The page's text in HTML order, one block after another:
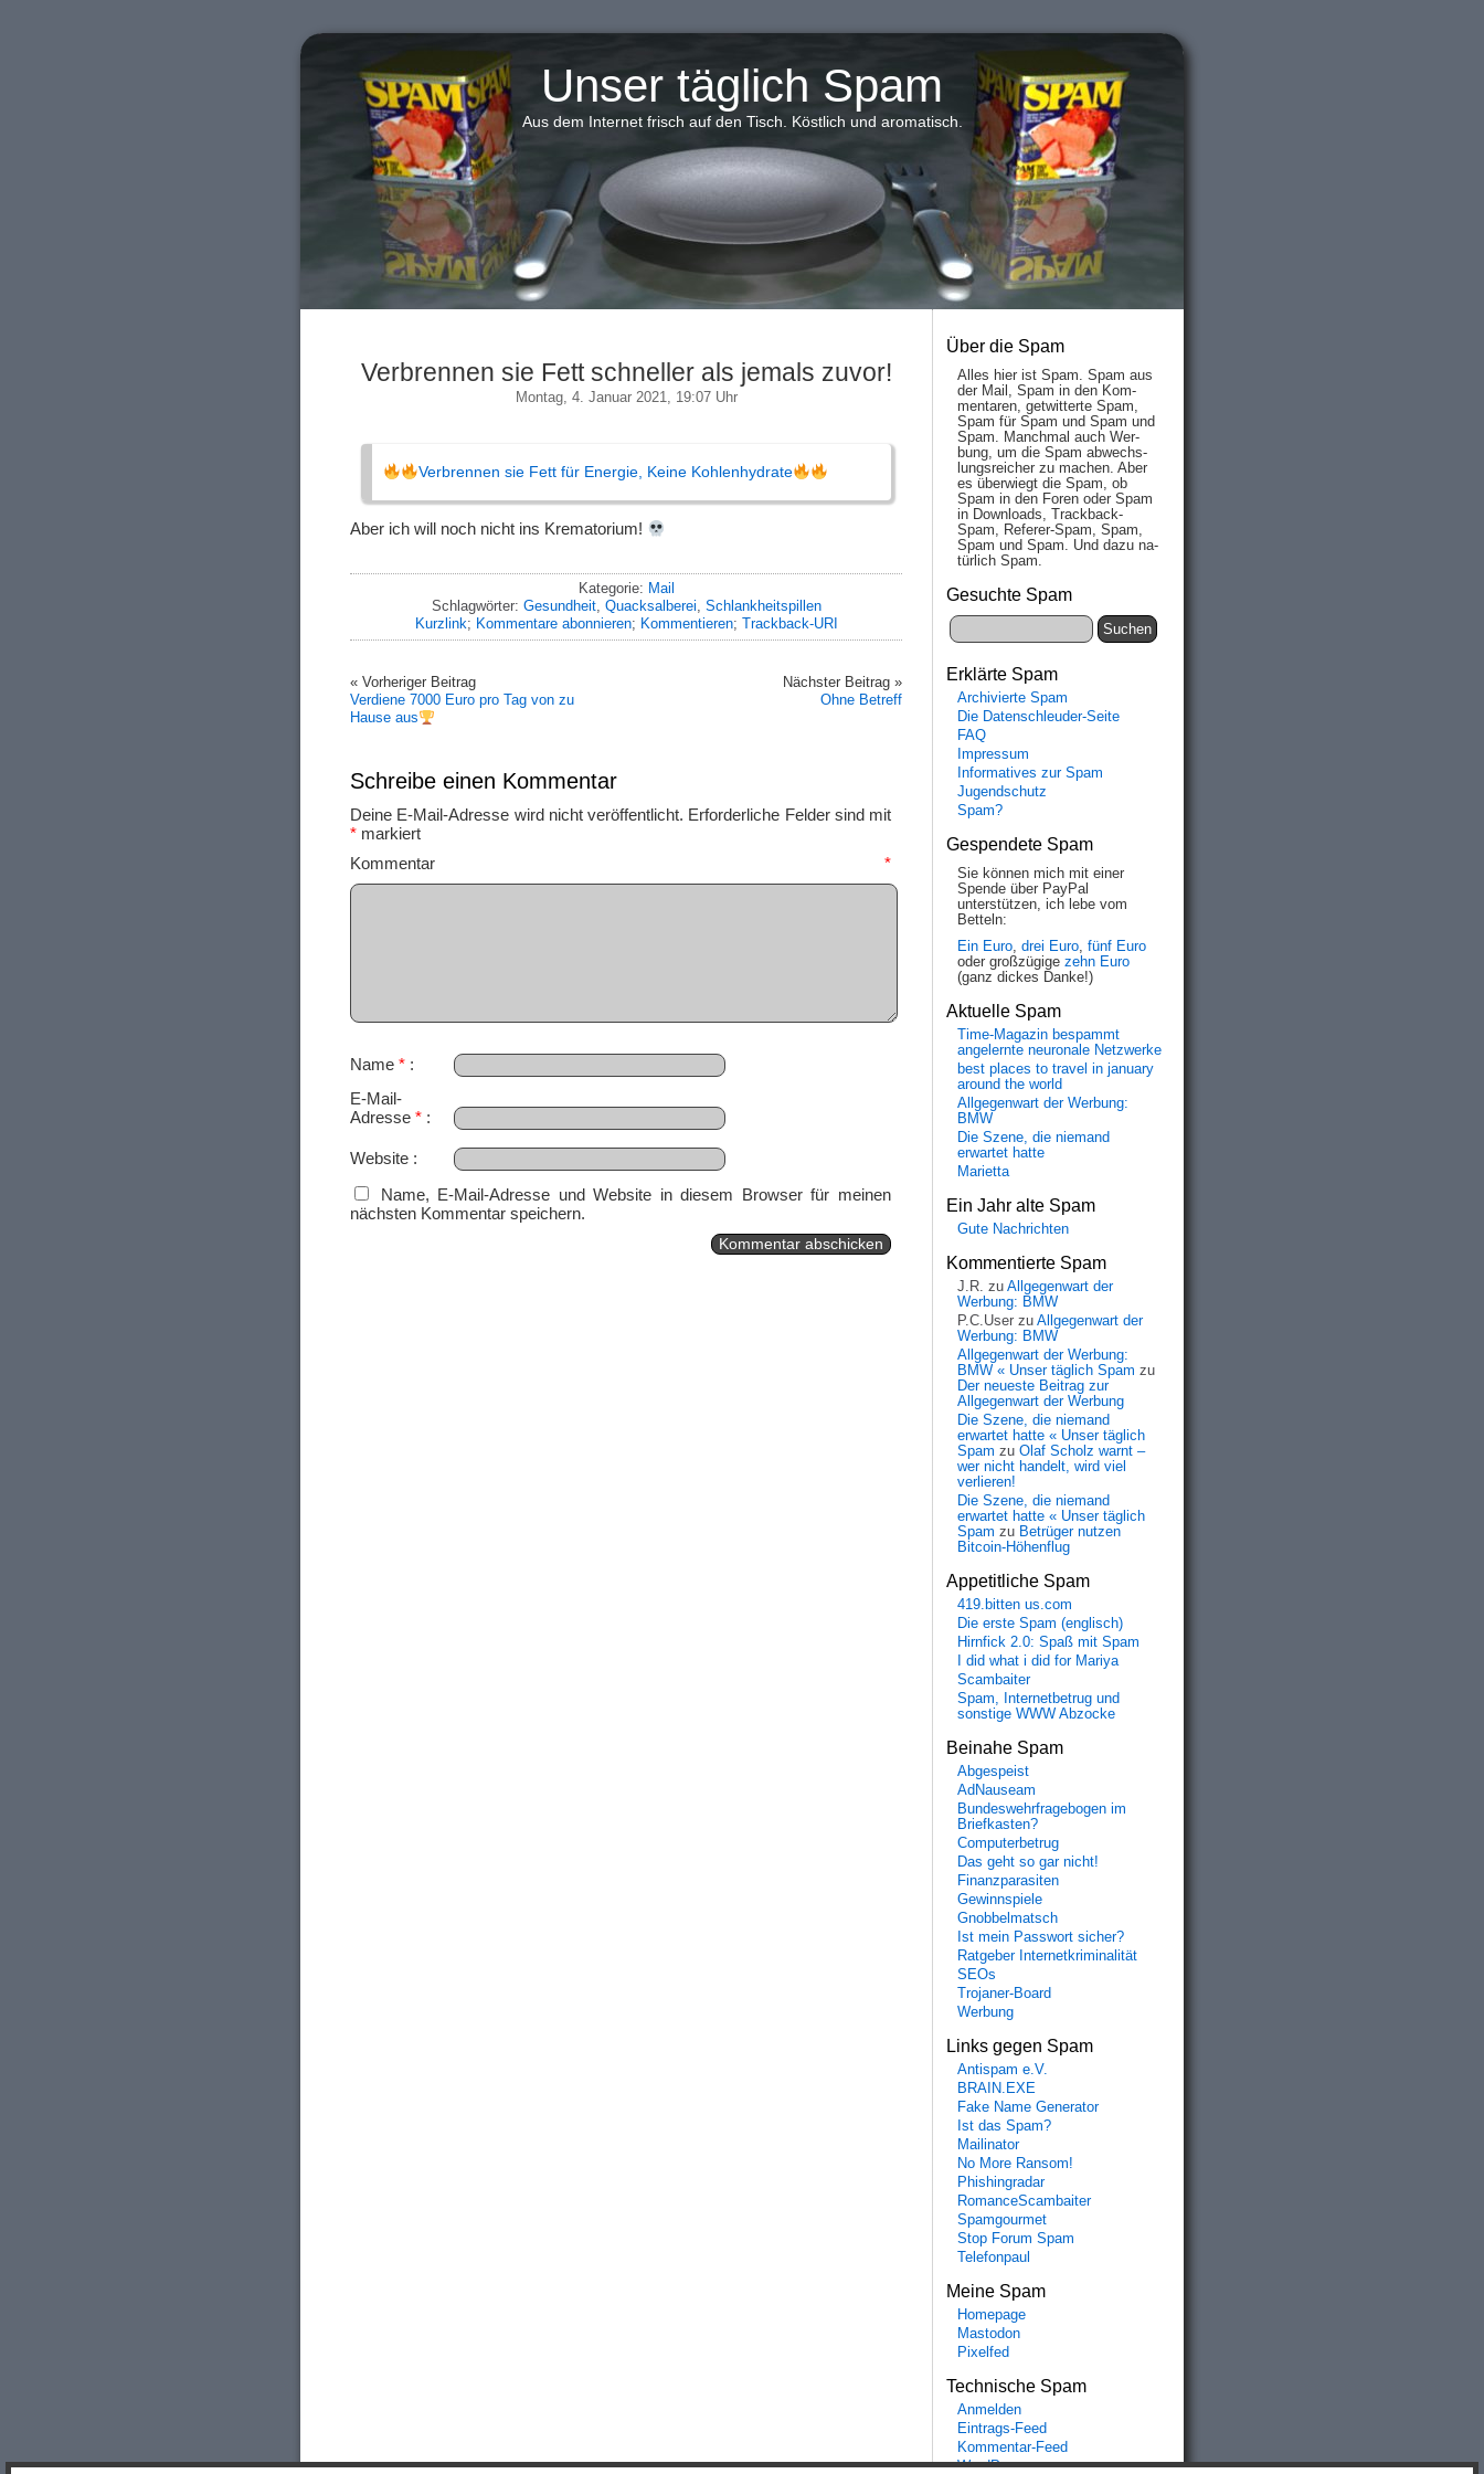
Unser täglich Spam
Aus dem Internet frisch auf den Tisch. Köstlich und aromatisch.
Verbrennen sie Fett schneller als jemals zuvor!
Montag, 4. Januar 2021, 19:07 Uhr
Verbrennen sie Fett für Energie, Keine Kohlenhydrate
Aber ich will noch nicht ins Krematorium!
Kategorie: Mail
Schlagwörter: Gesundheit, Quacksalberei, Schlankheitspillen
Kurzlink; Kommentare abonnieren; Kommentieren; Trackback-URI
« Vorheriger Beitrag
Verdiene 7000 Euro pro Tag von zu
Hause aus
Nächster Beitrag »
Ohne Betreff
Schreibe einen Kommentar
Deine E-Mail-Adresse wird nicht veröffentlicht. Erforderliche Felder sind mit
* markiert
Kommentar *
Name *
E-Mail-
Adresse *
Website
Name, E-Mail-Adresse und Website in diesem Browser für meinen
nächsten Kommentar speichern.
Über die Spam
Alles hier ist Spam. Spam aus
der Mail, Spam in den Kom­
men­taren, ge­twit­ter­te Spam,
Spam für Spam und Spam und
Spam. Manch­mal auch Wer­
bung, um die Spam ab­wechs­
lungs­reich­er zu mach­en. Aber
es über­wiegt die Spam, ob
Spam in den Fo­ren oder Spam
in Down­loads, Track­back-
Spam, Re­fe­rer-Spam, Spam,
Spam und Spam. Und da­zu na­
tür­lich Spam.
Gesuchte Spam
Erklärte Spam
Archivierte Spam
Die Datenschleuder-Seite
FAQ
Impressum
Informatives zur Spam
Jugendschutz
Spam?
Gespendete Spam
Sie können mich mit einer
Spende über PayPal
unterstützen, ich lebe vom
Betteln:
Ein Euro, drei Euro, fünf Euro
oder großzügige zehn Euro
(ganz dickes Danke!)
Aktuelle Spam
Time-Magazin bespammt
angelernte neuronale Netzwerke
best places to travel in january
around the world
Allgegenwart der Werbung:
BMW
Die Szene, die niemand
erwartet hatte
Marietta
Ein Jahr alte Spam
Gute Nachrichten
Kommentierte Spam
J.R. zu Allgegenwart der
Werbung: BMW
P.C.User zu Allgegenwart der
Werbung: BMW
Allgegenwart der Werbung:
BMW « Unser täglich Spam zu
Der neueste Beitrag zur
Allgegenwart der Werbung
Die Szene, die niemand
erwartet hatte « Unser täglich
Spam zu Olaf Scholz warnt –
wer nicht handelt, wird viel
verlieren!
Die Szene, die niemand
erwartet hatte « Unser täglich
Spam zu Betrüger nutzen
Bitcoin-Höhenflug
Appetitliche Spam
419.bitten us.com
Die erste Spam (englisch)
Hirnfick 2.0: Spaß mit Spam
I did what i did for Mariya
Scambaiter
Spam, Internetbetrug und
sonstige WWW Abzocke
Beinahe Spam
Abgespeist
AdNauseam
Bundeswehrfragebogen im
Briefkasten?
Computerbetrug
Das geht so gar nicht!
Finanzparasiten
Gewinnspiele
Gnobbelmatsch
Ist mein Passwort sicher?
Ratgeber Internetkriminalität
SEOs
Trojaner-Board
Werbung
Links gegen Spam
Antispam e.V.
BRAIN.EXE
Fake Name Generator
Ist das Spam?
Mailinator
No More Ransom!
Phishingradar
RomanceScambaiter
Spamgourmet
Stop Forum Spam
Telefonpaul
Meine Spam
Homepage
Mastodon
Pixelfed
Technische Spam
Anmelden
Eintrags-Feed
Kommentar-Feed
WordPress.org